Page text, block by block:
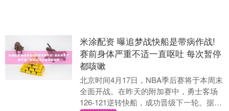
米涂配资 曝追梦战快船是带病作战!
赛前身体严重不适一直呕吐 每次暂停
都咳嗽
北京时间4月17日，NBA季后赛将于本周末
全面开战。在昨天的附加赛中，勇士客场
126-121逆转快船，成功晋级下一轮。据知